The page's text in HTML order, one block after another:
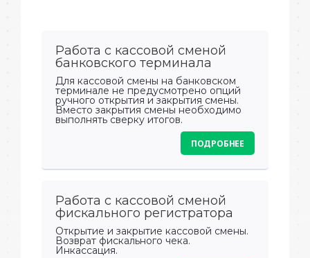
Работа с кассовой сменой
банковского терминала
Для кассовой смены на банковском
терминале не предусмотрено опций
ручного открытия и закрытия смены.
Вместо закрытия смены необходимо
выполнять cверку итогов.
ПОДРОБНЕЕ
Работа с кассовой сменой
фискального регистратора
Открытие и закрытие кассовой смены.
Возврат фискального чека.
Инкассация.